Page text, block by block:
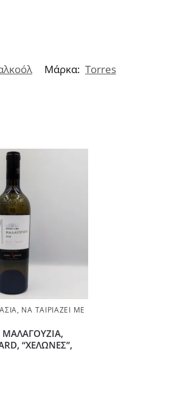
Μάρκα: Torres
, ΝΑ ΤΑΙΡΙΆΖΕΙ ΜΕ
“ΧΕΛΩΝΕΣ”,